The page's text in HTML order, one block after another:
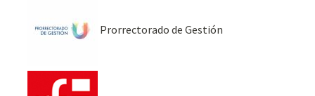
Prorrectorado de Gestión